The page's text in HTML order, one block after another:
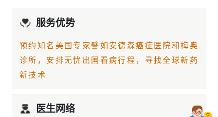
服务优势
预约知名美国专家譬如安德森癌症医院和梅奥
诊所，安排无忧出国看病行程，寻找全球新药
新技术
医生网络